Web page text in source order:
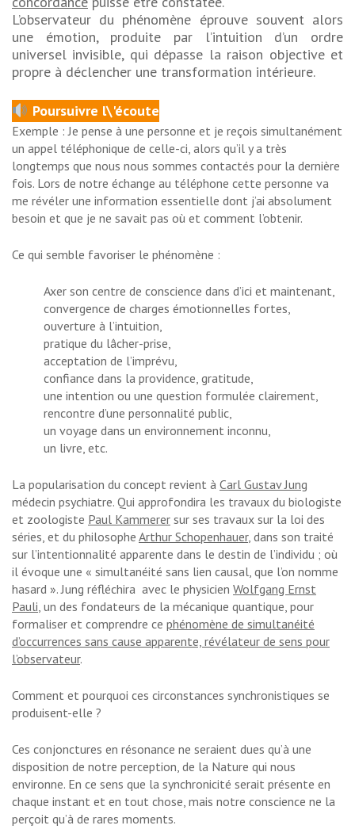
L’observateur du phénomène éprouve souvent alors
une émotion, produite par l’intuition d’un ordre
universel invisible, qui dépasse la raison objective et
propre à déclencher une transformation intérieure.
Poursuivre l\'écoute
Exemple : Je pense à une personne et je reçois simultanément
un appel téléphonique de celle-ci, alors qu’il y a très
longtemps que nous nous sommes contactés pour la dernière
fois. Lors de notre échange au téléphone cette personne va
me révéler une information essentielle dont j’ai absolument
besoin et que je ne savait pas où et comment l’obtenir.
Ce qui semble favoriser le phénomène :
Axer son centre de conscience dans d’ici et maintenant,
convergence de charges émotionnelles fortes,
ouverture à l’intuition,
pratique du lâcher-prise,
acceptation de l’imprévu,
confiance dans la providence, gratitude
une intention ou une question formulée clairement,
rencontre d’une personnalité public,
un voyage dans un environnement inconnu,
un livre, etc.
La popularisation du concept revient à Carl Gustav Jung
médecin psychiatre. Qui approfondira les travaux du biologiste
et zoologiste Paul Kammerer sur ses travaux sur la loi des
séries, et du philosophe Arthur Schopenhauer, dans son traité
sur l’intentionnalité apparente dans le destin de l’individu ; où
il évoque une « simultanéité sans lien causal, que l’on nomme
hasard ». Jung réfléchira avec le physicien Wolfgang Ernst
Pauli , un des fondateurs de la mécanique quantique, pour
formaliser et comprendre ce phénomène de simultanéité
d’occurrences sans cause apparente, révélateur de sens pour
l’observateur.
Comment et pourquoi ces circonstances synchronistiques se
produisent-elle ?
Ces conjonctures en résonance ne seraient dues qu’à une
disposition de notre perception, de la Nature qui nous
environne. En ce sens que la synchronicité serait présente en
chaque instant et en tout chose, mais notre conscience ne la
perçoit qu’à de rares moments.